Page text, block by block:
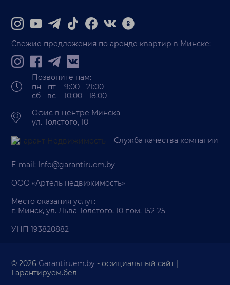
Свежие предложения по аренде квартир в Минске:
Позвоните нам:
пн - пт 9:00 - 21:00
сб - вс 10:00 - 18:00
Офис в центре Минска
ул. Толстого, 10
Служба качества компании
E-mail: Info@garantiruem.by
ООО «Артель недвижимость»
Место оказания услуг:
г. Минск, ул. Льва Толстого, 10 пом. 152-25
УНП 193820882
© 2026Garantiruem.by - официальный сайт |
Гарантируем.бел